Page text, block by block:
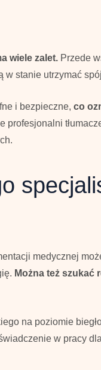
wiele zalet. Przede
stanie utrzymać
i bezpieczne, co
profesjonalni
medycznej
Można też szukać
na poziomie
w pracy